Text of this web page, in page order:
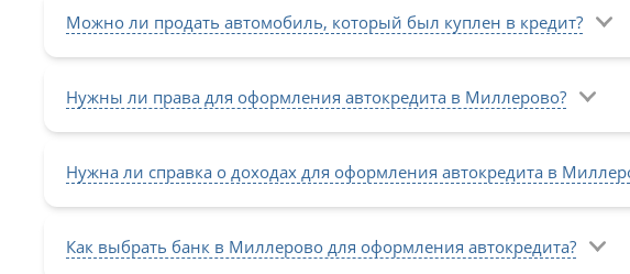
Можно ли продать автомобиль, который был куплен в кредит?
Нужны ли права для оформления автокредита в Миллерово?
Нужна ли справка о доходах для оформления автокредита в
Как выбрать банк в Миллерово для оформления автокредита?